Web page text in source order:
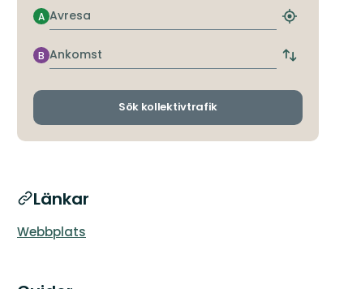
Avresa
A
Hitta
hållplats
Ankomst
B
Byt
och
Sök kollektivtrafik
Länkar
Webbplats